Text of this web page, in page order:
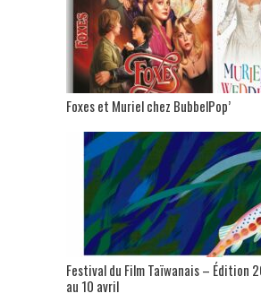
Foxes et Muriel chez BubbelPop’
Festival du Film Taïwanais – Édition
au 10 avril